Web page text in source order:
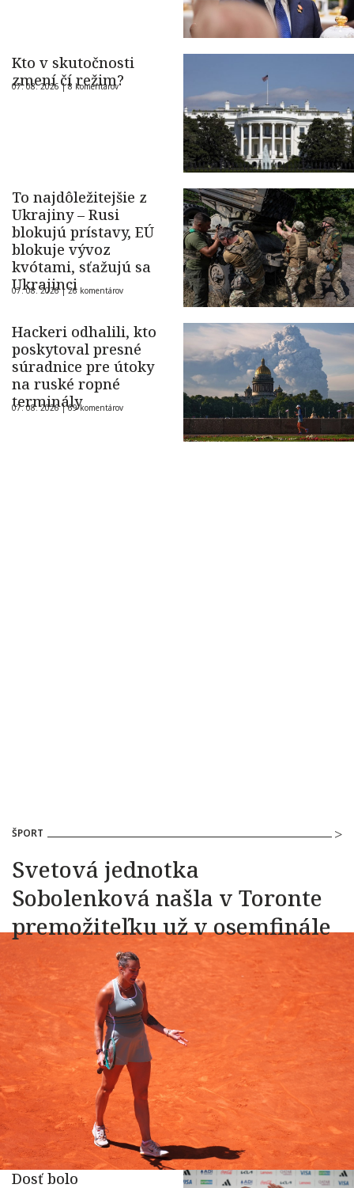
Kto v skutočnosti
zmení čí režim?
07. 08. 2026 |8 komentárov
To najdôležitejšie z
Ukrajiny – Rusi
blokujú prístavy, EÚ
blokuje vývoz
kvótami, sťažujú sa
Ukrajinci
07. 08. 2026 |26 komentárov
Hackeri odhalili, kto
poskytoval presné
súradnice pre útoky
na ruské ropné
terminály
07. 08. 2026 |69 komentárov
ŠPORT